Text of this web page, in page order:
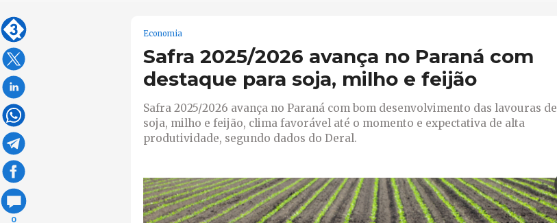
0
Economia
Safra 2025/2026 avança no Paraná com
destaque para soja, milho e feijão
Safra 2025/2026 avança no Paraná com bom desenvolvimento das lavouras de
soja, milho e feijão, clima favorável até o momento e expectativa de alta
produtividade, segundo dados do Deral.